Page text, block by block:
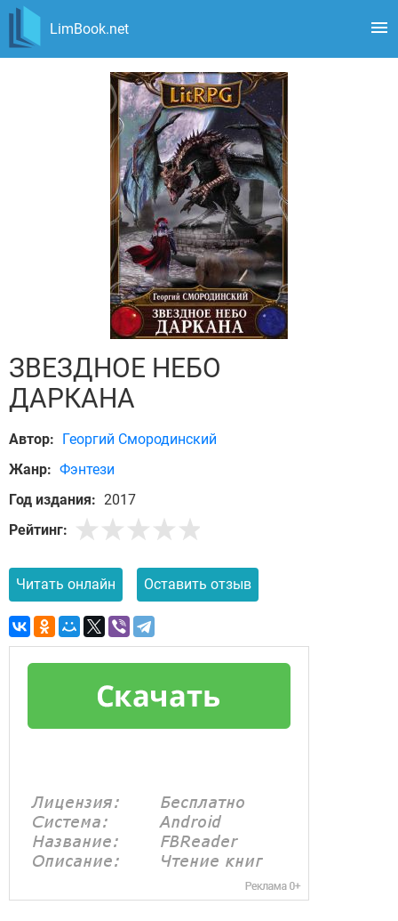
LimBook.net
ЗВЕЗДНОЕ НЕБО
ДАРКАНА
Автор: Георгий Смородинский
Жанр: Фэнтези
Год издания: 2017
Рейтинг:
Читать онлайн Оставить отзыв